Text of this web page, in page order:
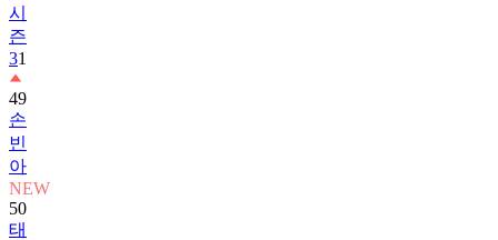
시
즌
31
49
손
빈
아
NEW
50
태